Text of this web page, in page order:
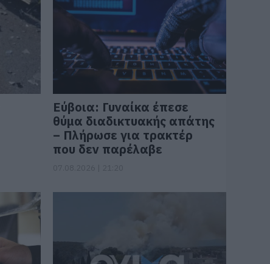
Εύβοια: Γυναίκα έπεσε
θύμα διαδικτυακής απάτης
– Πλήρωσε για τρακτέρ
που δεν παρέλαβε